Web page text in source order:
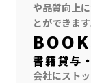
や品質向上
とができます
書籍貸与
会社にスト